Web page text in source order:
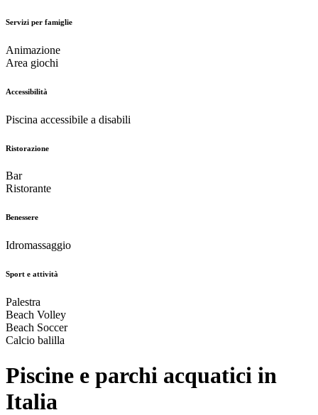
Servizi per famiglie
Animazione
Area giochi
Accessibilità
Piscina accessibile a disabili
Ristorazione
Bar
Ristorante
Benessere
Idromassaggio
Sport e attività
Palestra
Beach Volley
Beach Soccer
Calcio balilla
Piscine e parchi acquatici in
Italia